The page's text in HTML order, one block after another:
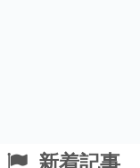
新着記事